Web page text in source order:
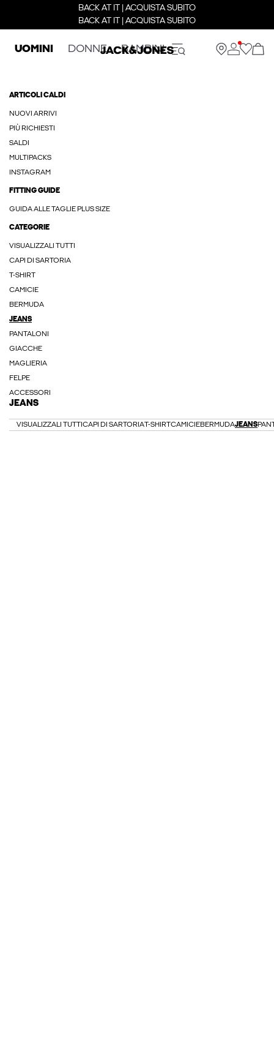
BACK AT IT | ACQUISTA SUBITO
BACK AT IT | ACQUISTA SUBITO
UOMINI DONNE BAMBINI
ARTICOLI CALDI
NUOVI ARRIVI
PIÙ RICHIESTI
SALDI
MULTIPACKS
INSTAGRAM
FITTING GUIDE
GUIDA ALLE TAGLIE PLUS SIZE
CATEGORIE
VISUALIZZALI TUTTI
CAPI DI SARTORIA
T-SHIRT
CAMICIE
BERMUDA
JEANS
PANTALONI
GIACCHE
MAGLIERIA
FELPE
ACCESSORI
JEANS
VISUALIZZALI TUTTI CAPI DI SARTORIAT-SHIRTCAMICIEBERMUDAJEANS